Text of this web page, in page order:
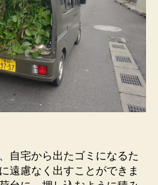
自宅から出たゴミになるた
遠慮なく出すことができま